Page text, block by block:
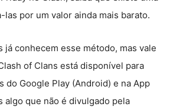
las por um valor ainda mais barato.
já conhecem esse método, mas vale
of Clans está disponível para
do Google Play (Android) e na App
algo que não é divulgado pela